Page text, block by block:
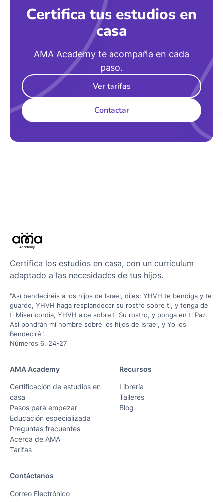
Certifica tus estudios en
casa
AMA Academy te acompaña en cada
paso.
Ver tarifas
Contactar
Certifica los estudios en casa, con un currículum
adaptado a las necesidades de tus hijos.
"Así bendeciréis a los hijos de Israel, diles: YHVH te bendiga y te
guarde, YHVH haga resplandecer su rostro sobre ti, y tenga de
ti Misericordia, YHVH alce sobre ti Su rostro, y ponga en ti Paz.
Así pondrán mi nombre sobre los hijos de Israel, y Yo los
Bendeciré".
Números 6, 24-27
AMA Academy
Certificación de estudios en
casa
Pasos para empezar
Educación especializada
Preguntas frecuentes
Acerca de AMA
Tarifas
Recursos
Librería
Talleres
Blog
Contáctanos
Correo Electrónico